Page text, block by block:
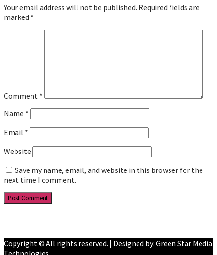
Your email address will not be published. Required fields are
marked *
Comment *
Name *
Email *
Website
Save my name, email, and website in this browser for the
next time I comment.
Copyright © All rights reserved. | Designed by: Green Star Media